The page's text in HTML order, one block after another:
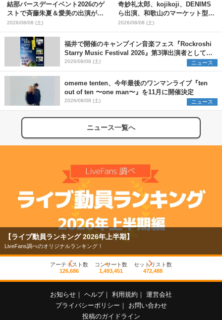
結那バースデーイベント2026のゲ
ストで斉藤朱夏＆愛美の出演が決
定
2026/08/08 (土)
奇妙礼太郎、kojikoji、DENIMS
ら出演、和歌山のマーケット型野
外イベント『PICNIC JAM
2026』早割チケット発売開始
2026/08/08 (土)
福井で開催のキャンプイン音楽フェス『Rockroshi
Starry Music Festival 2026』第3弾出演者として
SCOOBIE DO、かりゆし58、Reiを発表
2026/08/08 (土) ニュース
omeme tenten、今年最後のワンマンライブ『ten
out of ten 〜one man〜』を11月に開催決定
2026/08/08 (土) ニュース
ニュース一覧へ
【ライブ動員ランキング 2026年上半期】
LiveFans調べのオリジナルランキング！
アーティスト数
126,686
コンサート数
1,493,451
セットリスト数
472,488
お知らせ ｜ ヘルプ｜ 利用規約 ｜ 運営会社
プライバシーポリシー ｜
お問い合わせ
投稿のガイドライン